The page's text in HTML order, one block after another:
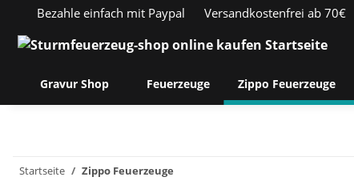
Bezahle einfach mit Paypal Versandkostenfrei ab 70€
Gravur Shop Feuerzeuge Zippo Feuerzeuge
Startseite Zippo Feuerzeuge